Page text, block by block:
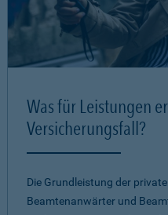
Was für Leistungen
Versicherungsfall?
Die Grundleistung der
Beamtenanwärter und